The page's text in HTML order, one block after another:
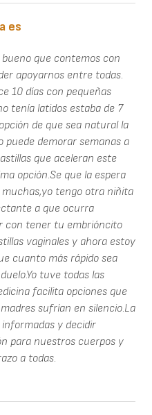
es
que contemos con
apoyarnos entre todas.
10 días con pequeñas
tenía latidos estaba de 7
de que sea natural la
puede demorar semanas a
que aceleran este
opción.Se que la espera
tengo otra niñita
a que ocurra
con tener tu embrióncito
vaginales y ahora estoy
cuanto más rápido sea
tuve todas las
facilita opciones que
sufrían en silencio.La
y decidir
para nuestros cuerpos y
a todas.